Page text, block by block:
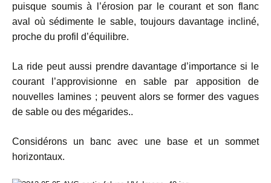
puisque soumis à l’érosion par le courant et son flanc
aval où sédimente le sable, toujours davantage incliné,
proche du profil d’équilibre.
La ride peut aussi prendre davantage d’importance si le
courant l’approvisionne en sable par apposition de
nouvelles lamines ; peuvent alors se former des vagues
de sable ou des mégarides..
Considérons un banc avec une base et un sommet
horizontaux.